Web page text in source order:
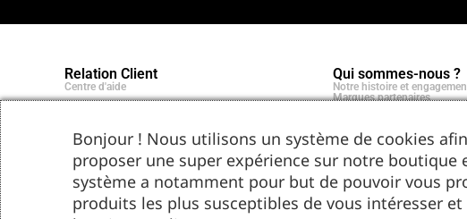
Relation Client
Centre d'aide
Qui sommes-nous ?
Notre histoire et
Marques partenaires
Bonjour ! Nous utilisons un système de cookies
proposer une super expérience sur notre boutique
système a notamment pour but de pouvoir vous
produits les plus susceptibles de vous intéresser